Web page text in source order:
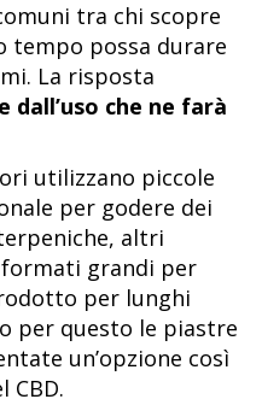
tra chi scopre
tempo possa durare
La risposta
che ne farà
utilizzano piccole
per godere dei
altri
grandi per
per lunghi
per questo le piastre
un’opzione così
CBD.